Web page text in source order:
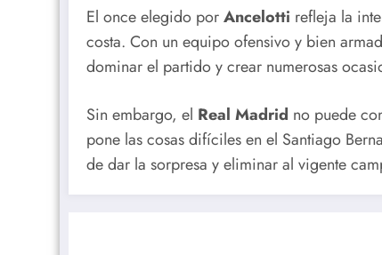
El once elegido porAncelotti refleja la
costa. Con un equipo ofensivo y bien
dominar el partido y crear numerosas
Sin embargo, el Real Madrid no puede
pone las cosas difíciles en el Santiago
de dar la sorpresa y eliminar al vigente